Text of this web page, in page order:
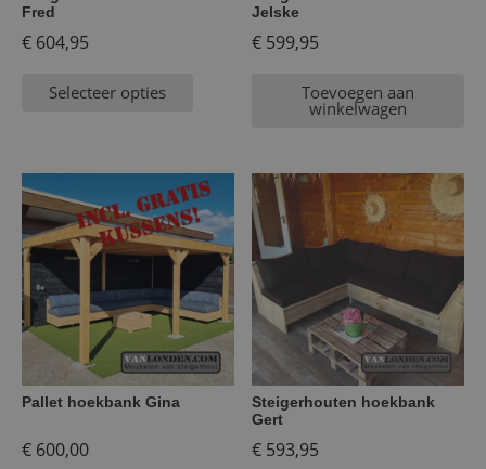
Fred
€ 604,95
Selecteer opties
Jelske
€ 599,95
Toevoegen aan
winkelwagen
Pallet hoekbank Gina
€ 600,00
Steigerhouten hoekbank
Gert
€ 593,95